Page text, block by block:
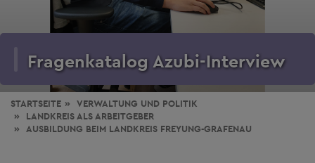
Fragenkatalog Azubi-Interview
STARTSEITE VERWALTUNG UND POLITIK
LANDKREIS ALS ARBEITGEBER
AUSBILDUNG BEIM LANDKREIS FREYUNG-GRAFENAU